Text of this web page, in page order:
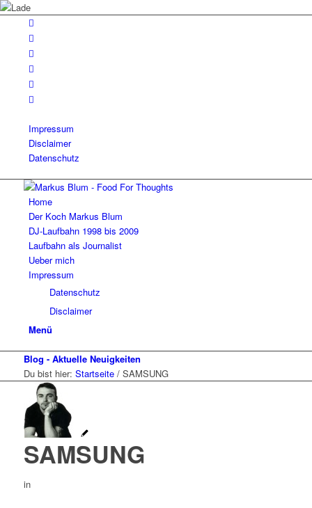
Impressum
Disclaimer
Datenschutz
Home
Der Koch Markus Blum
DJ-Laufbahn 1998 bis 2009
Laufbahn als Journalist
Ueber mich
Impressum
Datenschutz
Disclaimer
Menü
Blog - Aktuelle Neuigkeiten
Du bist hier: Startseite / SAMSUNG
SAMSUNG
in